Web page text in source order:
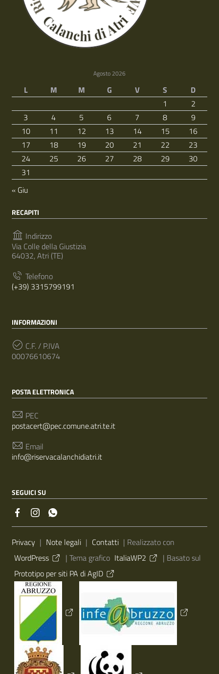
Agosto 2026
L M M G V S
D
1
2
3
4 5 6 7 8
9
10
11 12 13 14 15
16
17
18 19 20 21 22
23
24
25 26 27 28 29
30
31
« Giu
RECAPITI
Indirizzo
Via Colle della Giustizia
64032, Atri (TE)
Telefono
(+39) 3315799191
INFORMAZIONI
C.F. / P.IVA
00076610674
POSTA ELETTRONICA
PEC
postacert@pec.comune.atri.te.it
Email
info@riservacalanchidiatri.it
SEGUICI SU
Sezione Link Utili
Privacy | Note legali | Contatti | Realizzato con
WordPress
| Tema grafico ItaliaWP2
| Basato sul
Prototipo per siti PA di AgID